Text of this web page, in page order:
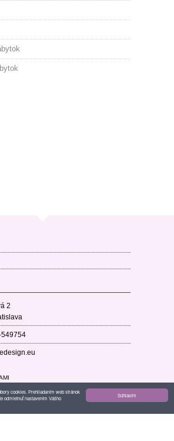
Súhlasím
cookies. Prehliadaním web stránok
odmietnuť nastavením Vášho
2
549754